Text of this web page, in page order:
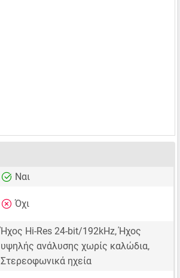
Ναι
Όχι
Ήχος Hi-Res 24-bit/192kHz, Ήχος
υψηλής ανάλυσης χωρίς καλώδια,
Στερεοφωνικά ηχεία